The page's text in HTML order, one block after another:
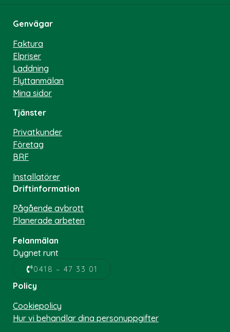
Genvägar
Faktura
Elpriser
Laddning
Flyttanmälan
Mina sidor
Tjänster
Privatkunder
Företag
BRF
Installatörer
Driftinformation
Pågående avbrott
Planerade arbeten
Felanmälan
Dygnet runt
0418 – 47 33 01
Policy
Cookiepolicy
Hur vi behandlar dina personuppgifter